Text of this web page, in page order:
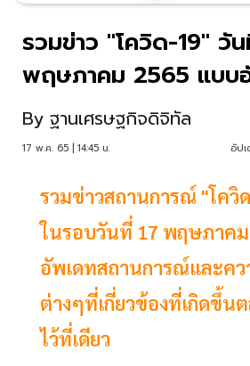
รวมข่าว "โควิด-19" วั
พฤษภาคม 2565 แบบ
By ฐานเศรษฐกิจดิจิทัล
17 พ.ค. 65 | 14:45 น. อัป
รวมข่าวสถานการณ์ "โควิ
ในรอบวันที่ 17 พฤษภาค
อัพเดทสถานการณ์และคว
ต่างๆที่เกี่ยวข้องที่เกิดขึ้น
ไว้ที่เดียว